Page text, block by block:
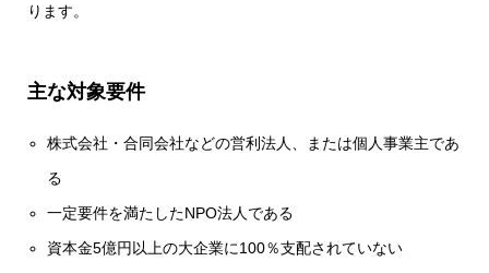
ります。
主な対象要件
株式会社・合同会社などの営利法人、または個人事業主であ
る
一定要件を満たしたNPO法人である
資本金5億円以上の大企業に100％支配されていない